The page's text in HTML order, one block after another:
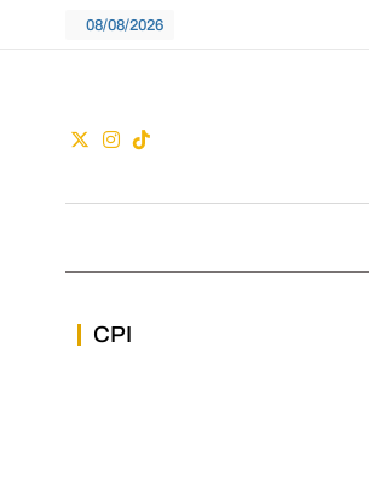
08/08/2026
CPI